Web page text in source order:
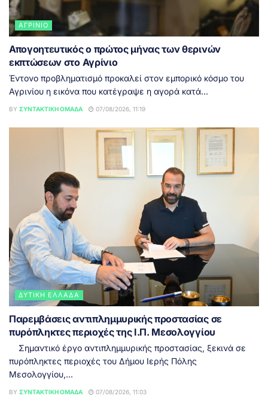
ΑΓΡΊΝΙΟ
Απογοητευτικός ο πρώτος μήνας των θερινών
εκπτώσεων στο Αγρίνιο
Έντονο προβληματισμό προκαλεί στον εμπορικό κόσμο του
Αγρινίου η εικόνα που κατέγραψε η αγορά κατά...
BY ΣΥΝΤΑΚΤΙΚΉ ΟΜΆΔΑ 07/08/2026, 11:19
ΔΥΤΙΚΉ ΕΛΛΆΔΑ
Παρεμβάσεις αντιπλημμυρικής προστασίας σε
πυρόπληκτες περιοχές της Ι.Π. Μεσολογγίου
Σημαντικό έργο αντιπλημμυρικής προστασίας, ξεκινά σε
πυρόπληκτες περιοχές του Δήμου Ιερής Πόλης
Μεσολογγίου,...
BY ΣΥΝΤΑΚΤΙΚΉ ΟΜΆΔΑ 07/08/2026, 11:03